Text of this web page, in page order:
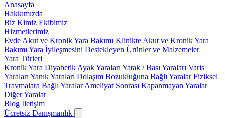
Anasayfa
Hakkımızda
Biz Kimiz Ekibimiz
Hizmetlerimiz
Evde Akut ve Kronik Yara Bakımı Klinikte Akut ve Kronik Yara
Bakımı Yara İyileşmesini Destekleyen Ürünler ve Malzemeler
Yara Türleri
Kronik Yara Diyabetik Ayak Yaraları Yatak / Bası Yaraları Varis
Yaraları Yanık Yaraları Dolaşım Bozukluğuna Bağlı YaralarFiziksel
Travmalara Bağlı YaralarAmeliyat Sonrası Kapanmayan Yaralar
Diğer Yaralar
Blog İletişim
Ücretsiz Danışmanlık